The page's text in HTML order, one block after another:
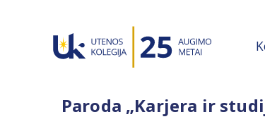
Paroda „Karjera ir